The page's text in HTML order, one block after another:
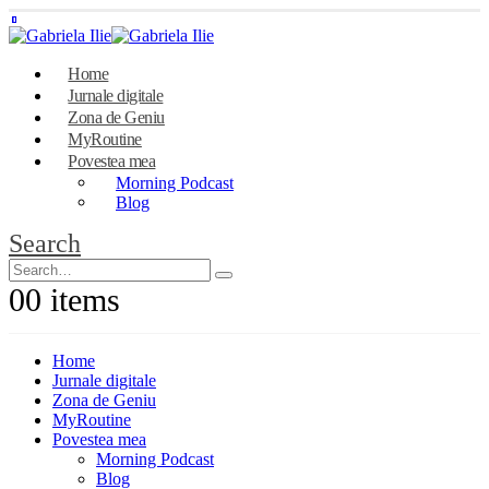
Home
Jurnale digitale
Zona de Geniu
MyRoutine
Povestea mea
Morning Podcast
Blog
Search
00 items
Home
Jurnale digitale
Zona de Geniu
MyRoutine
Povestea mea
Morning Podcast
Blog